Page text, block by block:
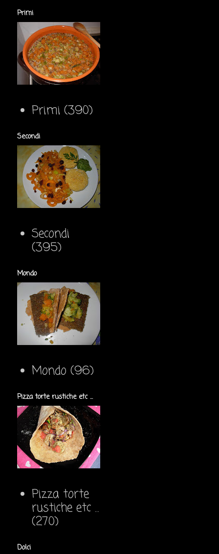
Primi
Primi (390)
Secondi
Secondi
(395)
Mondo
Mondo (96)
Pizza torte rustiche etc ...
Pizza torte
rustiche etc ...
(270)
Dolci